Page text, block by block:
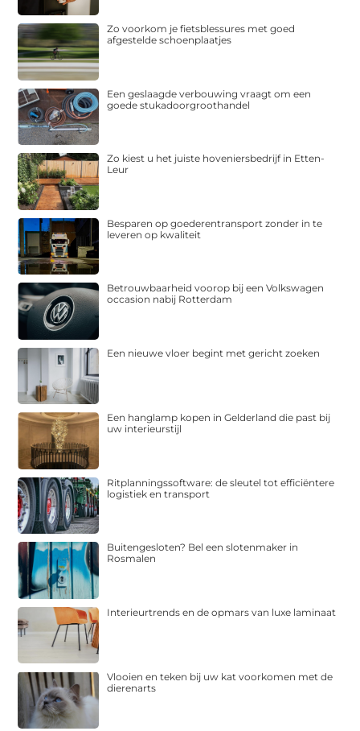
Zo voorkom je fietsblessures met goed
afgestelde schoenplaatjes
Een geslaagde verbouwing vraagt om een
goede stukadoorgroothandel
Zo kiest u het juiste hoveniersbedrijf in Etten-
Leur
Besparen op goederentransport zonder in te
leveren op kwaliteit
Betrouwbaarheid voorop bij een Volkswagen
occasion nabij Rotterdam
Een nieuwe vloer begint met gericht zoeken
Een hanglamp kopen in Gelderland die past bij
uw interieurstijl
Ritplanningssoftware: de sleutel tot efficiëntere
logistiek en transport
Buitengesloten? Bel een slotenmaker in
Rosmalen
Interieurtrends en de opmars van luxe laminaat
Vlooien en teken bij uw kat voorkomen met de
dierenarts